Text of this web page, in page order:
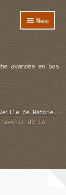
Menu
Ouvrir
avancée en bas
de Mathieu
de la